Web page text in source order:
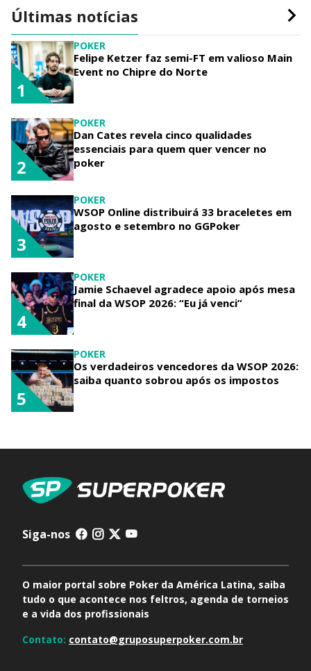
Últimas notícias
POKER
Felipe Ketzer faz semi-FT em valioso Main
Event no Chipre do Norte
1
POKER
Dan Cates revela cinco qualidades
essenciais para quem quer vencer no
poker
2
POKER
WSOP Online distribuirá 33 braceletes em
agosto e setembro no GGPoker
3
POKER
Jamie Schaevel agradece apoio após mesa
final da WSOP 2026: “Eu já venci”
4
POKER
Os verdadeiros vencedores da WSOP 2026:
saiba quanto sobrou após os impostos
5
Siga-nos
O maior portal sobre Poker da América Latina, saiba
tudo o que acontece nos feltros, agenda de torneios
e a vida dos profissionais
Contato: contato@gruposuperpoker.com.br